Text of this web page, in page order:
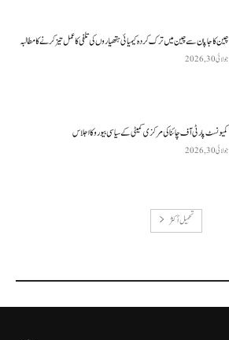
چین کا جاپان سے چین میں ترک کردہ کیمیائی ہتھیاروں کی تلفی کا عمل تیز کرنے کا مطالبہ
جولائی 30, 2026
کمیونسٹ پارٹی آف چائنا کی مرکزی کمیٹی کے سیاسی بیورو کا اجلاس
جولائی 30, 2026
تحميل أكثر